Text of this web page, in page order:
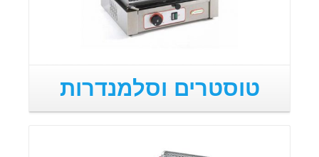
טוסטרים וסלמנדרות